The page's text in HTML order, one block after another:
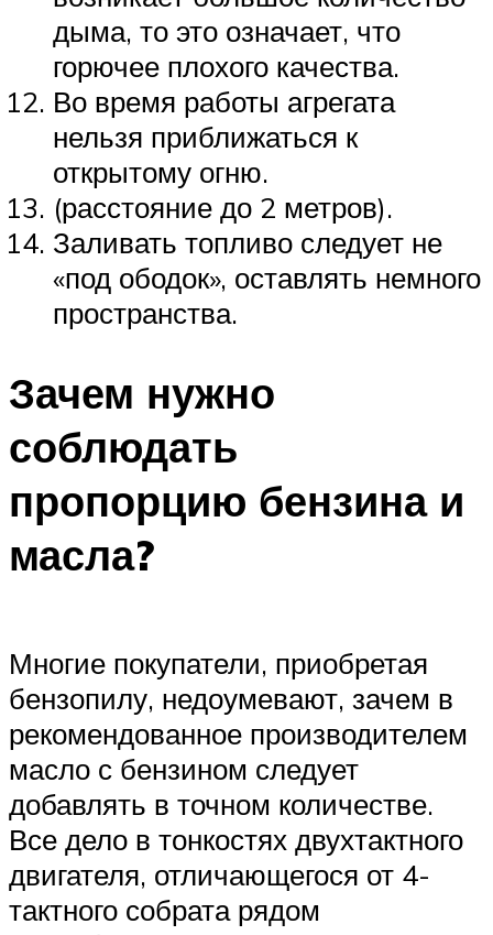
дыма, то это означает, что
горючее плохого качества.
Во время работы агрегата
нельзя приближаться к
открытому огню.
(расстояние до 2 метров).
Заливать топливо следует не
«под ободок», оставлять немного
пространства.
Зачем нужно
соблюдать
пропорцию бензина и
масла?
Многие покупатели, приобретая
бензопилу, недоумевают, зачем в
рекомендованное производителем
масло с бензином следует
добавлять в точном количестве.
Все дело в тонкостях двухтактного
двигателя, отличающегося от 4-
тактного собрата рядом